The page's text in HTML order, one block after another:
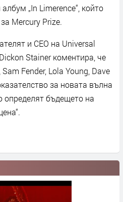
„In Limerence“, който
Mercury Prize.
и CEO на Universal
Stainer коментира, че
Fender, Lola Young, Dave
за новата вълна
определят бъдещето на